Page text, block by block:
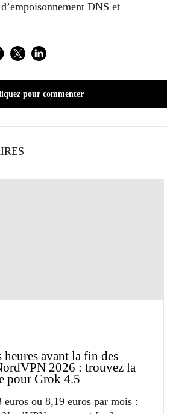
DNS et
TwitterLinkedIn
pour commenter
heures avant la fin des
2026 : trouvez la
pour Grok 4.5
euros ou 8,19 euros par mois :